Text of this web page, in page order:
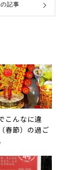
記事
こんなに違
春節）の過ご